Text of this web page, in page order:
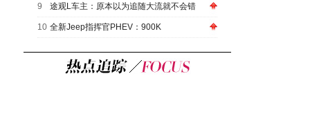
9 途观L车主：原本以为追随大流就不会错
10 全新Jeep指挥官PHEV：900K